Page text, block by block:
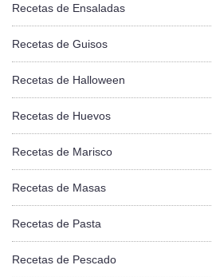
Recetas de Ensaladas
Recetas de Guisos
Recetas de Halloween
Recetas de Huevos
Recetas de Marisco
Recetas de Masas
Recetas de Pasta
Recetas de Pescado